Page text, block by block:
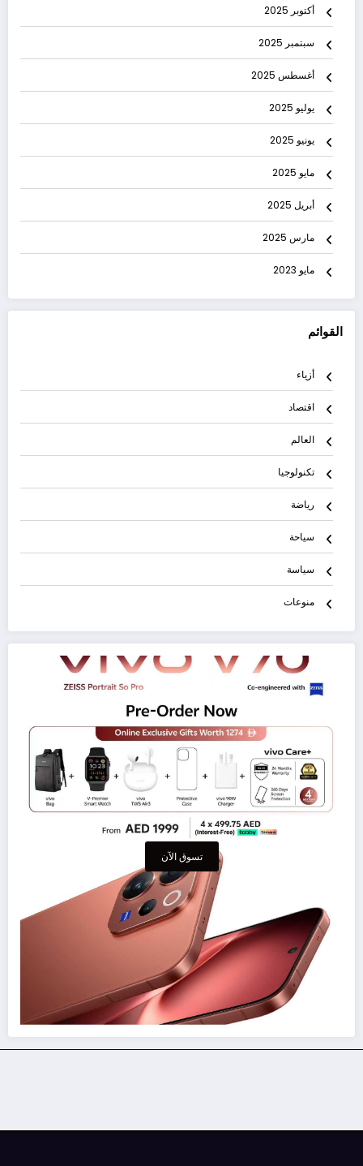
أكتوبر 2025
سبتمبر 2025
أغسطس 2025
يوليو 2025
يونيو 2025
مايو 2025
أبريل 2025
مارس 2025
مايو 2023
القوائم
أزياء
اقتصاد
العالم
تكنولوجيا
رياضة
سياحة
سياسة
منوعات
تسوق الآن